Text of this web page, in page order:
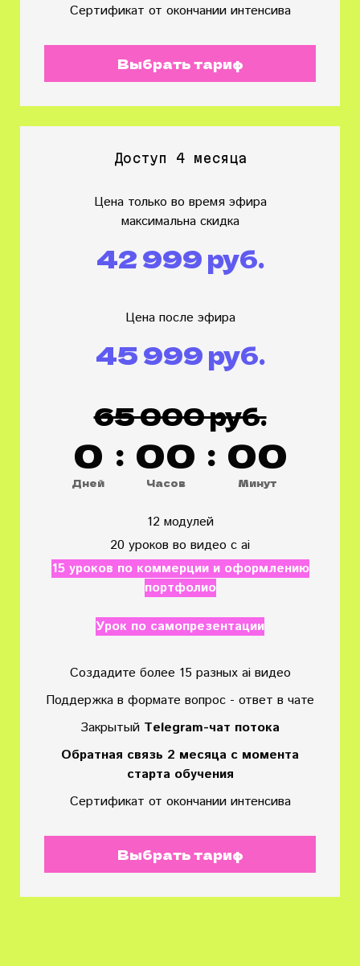
Сертификат от окончании интенсива
Выбрать тариф
Доступ 4 месяца
Цена только во время эфира
максимальна скидка
42 999 руб.
Цена после эфира
45 999 руб.
65 000 руб.
0
Дней
: 00
Часов
: 00
Минут
12 модулей
20 уроков во видео с ai
15 уроков по коммерции и оформлению
портфолио
Урок по самопрезентации
Создадите более 15 разных ai видео
Поддержка в формате вопрос - ответ в чате
Закрытый Тelegram-чат потока
Обратная связь 2 месяца с момента
старта обучения
Сертификат от окончании интенсива
Выбрать тариф